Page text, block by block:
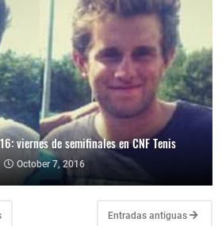
viernes de semifinales en CNF Tenis
October 7, 2016
Entradas antiguas